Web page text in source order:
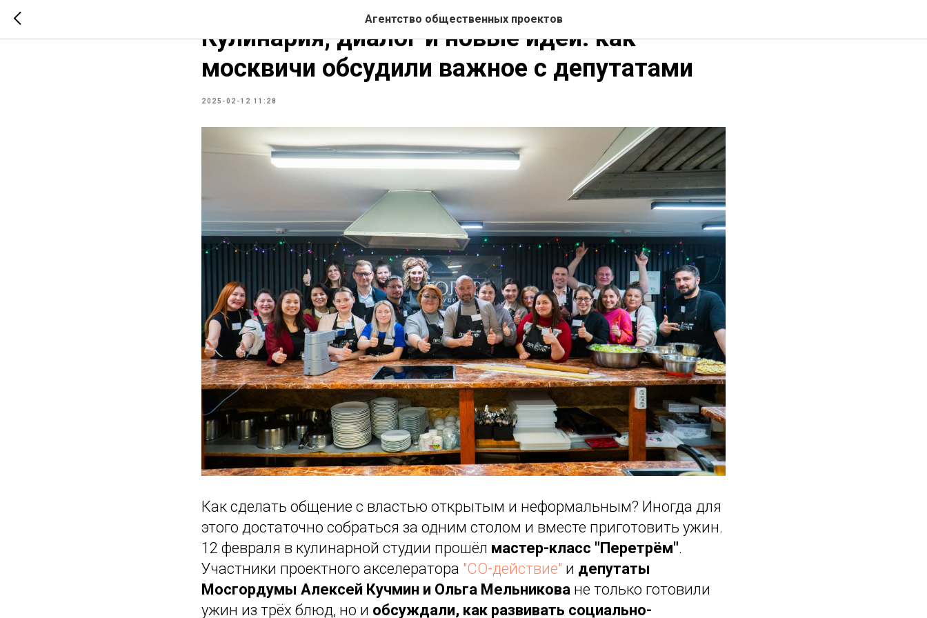
Агентство общественных проектов
Кулинария, диалог и новые идеи: как
москвичи обсудили важное с депутатами
2025-02-12 11:28
Как сделать общение с властью открытым и неформальным? Иногда для
этого достаточно собраться за одним столом и вместе приготовить ужин.
12 февраля в кулинарной студии прошёл мастер-класс "Перетрём".
Участники проектного акселератора "СО-действие" и депутаты
Мосгордумы Алексей Кучмин и Ольга Мельникова не только готовили
ужин из трёх блюд, но и обсуждали, как развивать социально-